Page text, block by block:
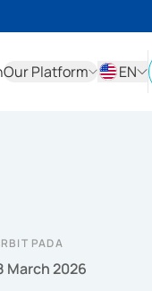
Our Platform
EN
PADA
March 2026